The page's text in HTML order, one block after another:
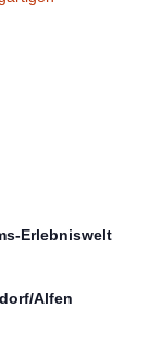
Erlebniswelt
Alfen